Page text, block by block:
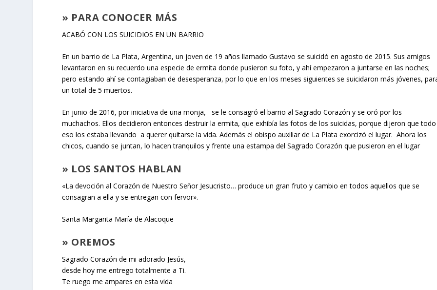
» PARA CONOCER MÁS
ACABÓ CON LOS SUICIDIOS EN UN BARRIO
En un barrio de La Plata, Argentina, un joven de 19 años llamado Gustavo se suicidó en agosto de 2015. Sus amigos
levantaron en su recuerdo una especie de ermita donde pusieron su foto, y ahí empezaron a juntarse en las noches;
pero estando ahí se contagiaban de desesperanza, por lo que en los meses siguientes se suicidaron más jóvenes,
un total de 5 muertos.
En junio de 2016, por iniciativa de una monja, se le consagró el barrio al Sagrado Corazón y se oró por los
muchachos. Ellos decidieron entonces destruir la ermita, que exhibía las fotos de los suicidas, porque dijeron que todo
eso los estaba llevando a querer quitarse la vida. Además el obispo auxiliar de La Plata exorcizó el lugar. Ahora los
chicos, cuando se juntan, lo hacen tranquilos y frente una estampa del Sagrado Corazón que pusieron en el lugar
» LOS SANTOS HABLAN
«La devoción al Corazón de Nuestro Señor Jesucristo… produce un gran fruto y cambio en todos aquellos que se
consagran a ella y se entregan con fervor».
Santa Margarita María de Alacoque
» OREMOS
Sagrado Corazón de mi adorado Jesús,
desde hoy me entrego totalmente a Ti.
Te ruego me ampares en esta vida